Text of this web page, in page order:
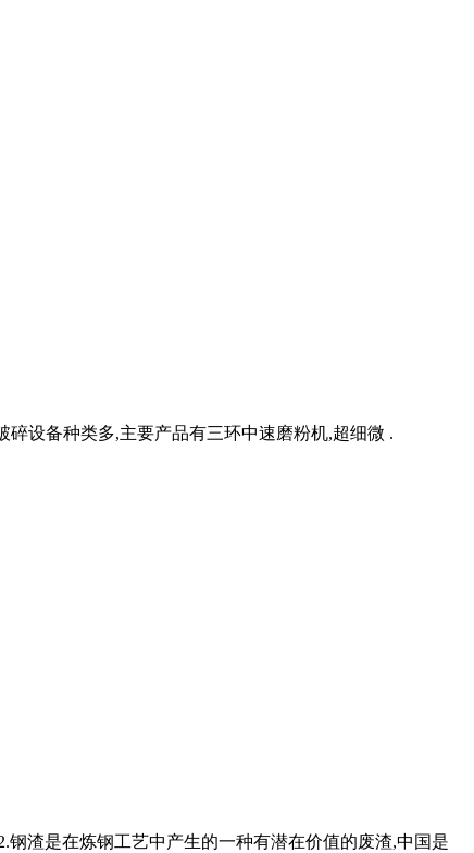
设备种类多,主要产品有三环中速磨粉机,超细微 .
渣是在炼钢工艺中产生的一种有潜在价值的废渣,中国是